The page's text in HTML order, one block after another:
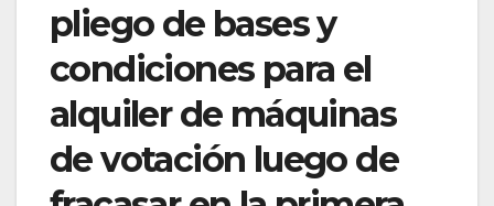
pliego de bases y
condiciones para el
alquiler de máquinas
de votación luego de